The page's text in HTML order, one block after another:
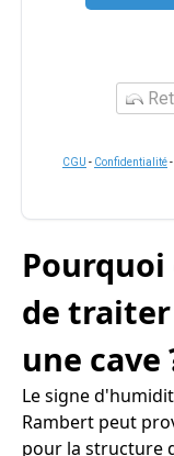
CGU - Confidentialité
Pourquoi
de
une cave
Le signe
Rambert peut
pour la structure